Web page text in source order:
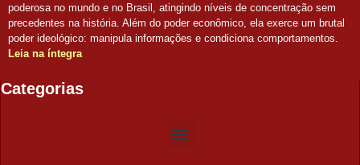
poderosa no mundo e no Brasil, atingindo níveis de concentração sem
precedentes na história. Além do poder econômico, ela exerce um brutal
poder ideológico: manipula informações e condiciona comportamentos.
Leia na íntegra
Categorias